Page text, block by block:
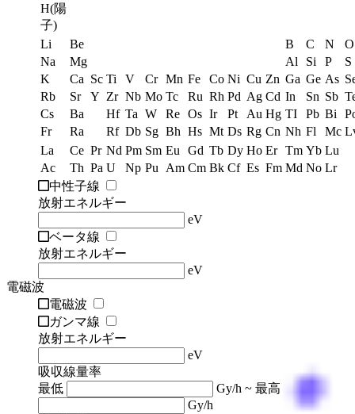
H(陽
子)
Li
Be B C N
O
Na
Mg Al Si P
S
K
Ca Sc Ti V Cr Mn Fe Co Ni Cu Zn Ga Ge As
Rb
Sr Y Zr Nb Mo Tc Ru Rh Pd Ag Cd In Sn Sb
Cs
Ba Hf Ta W Re Os Ir Pt Au Hg TI Pb Bi
Fr
Ra Rf Db Sg Bh Hs Mt Ds Rg Cn Nh Fl Mc
La
Ce Pr Nd Pm Sm Eu Gd Tb Dy Ho Er Tm Yb Lu
Ac
Th Pa U Np Pu Am Cm Bk Cf Es Fm Md No Lr
中性子線
放射エネルギー
eV
ベータ線
放射エネルギー
eV
電磁波
電磁波
ガンマ線
放射エネルギー
eV
吸収線量率
最低
Gy/h ~ 最高
Gy/h